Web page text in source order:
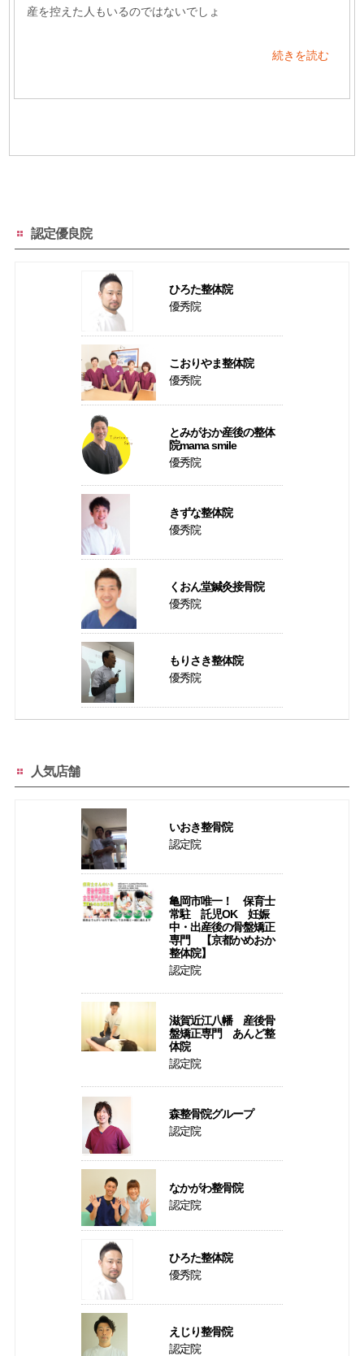
産を控えた人もいるのではないでしょ
続きを読む
認定優良院
ひろた整体院
優秀院
こおりやま整体院
優秀院
とみがおか産後の整体
院mama smile
優秀院
きずな整体院
優秀院
くおん堂鍼灸接骨院
優秀院
もりさき整体院
優秀院
人気店舗
いおき整骨院
認定院
亀岡市唯一！ 保育士
常駐 託児OK 妊娠
中・出産後の骨盤矯正
専門 【京都かめおか
整体院】
認定院
滋賀近江八幡 産後骨
盤矯正専門 あんど整
体院
認定院
森整骨院グループ
認定院
なかがわ整骨院
認定院
ひろた整体院
優秀院
えじり整骨院
認定院